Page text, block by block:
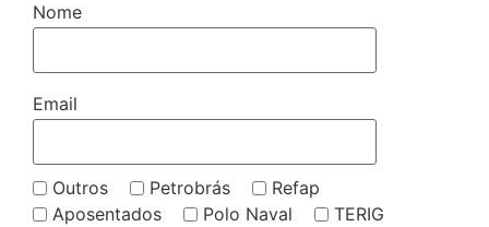
Nome
Email
Outros Petrobrás
Refap
Aposentados
Polo Naval
TERIG